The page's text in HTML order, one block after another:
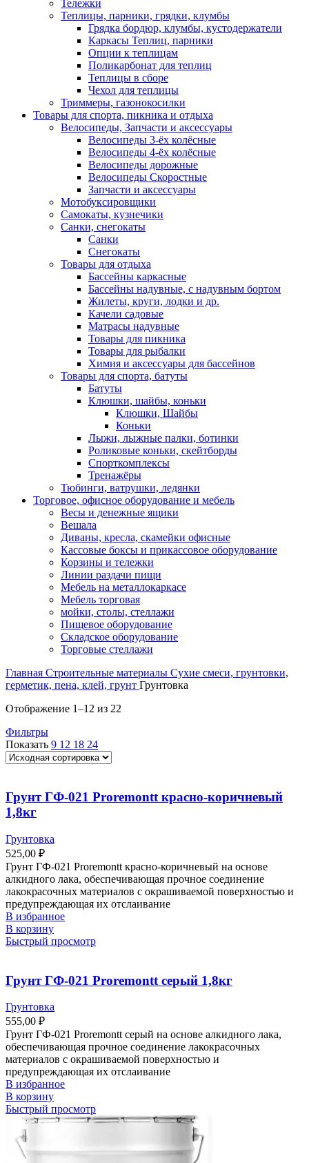
Тележки
Теплицы, парники, грядки, клумбы
Грядка бордюр, клумбы, кустодержатели
Каркасы Теплиц, парники
Опции к теплицам
Поликарбонат для теплиц
Теплицы в сборе
Чехол для теплицы
Триммеры, газонокосилки
Товары для спорта, пикника и отдыха
Велосипеды, Запчасти и аксессуары
Велосипеды 3-ёх колёсные
Велосипеды 4-ёх колёсные
Велосипеды дорожные
Велосипеды Скоростные
Запчасти и аксессуары
Мотобуксировщики
Самокаты, кузнечики
Санки, снегокаты
Санки
Снегокаты
Товары для отдыха
Бассейны каркасные
Бассейны надувные, с надувным бортом
Жилеты, круги, лодки и др.
Качели садовые
Матрасы надувные
Товары для пикника
Товары для рыбалки
Химия и аксессуары для бассейнов
Товары для спорта, батуты
Батуты
Клюшки, шайбы, коньки
Клюшки, Шайбы
Коньки
Лыжи, лыжные палки, ботинки
Роликовые коньки, скейтборды
Спорткомплексы
Тренажёры
Тюбинги, ватрушки, ледянки
Торговое, офисное оборудование и мебель
Весы и денежные ящики
Вешала
Диваны, кресла, скамейки офисные
Кассовые боксы и прикассовое оборудование
Корзины и тележки
Линии раздачи пищи
Мебель на металлокаркасе
Мебель торговая
мойки, столы, стеллажи
Пищевое оборудование
Складское оборудование
Торговые стеллажи
Главная Строительные материалы Сухие смеси, грунтовки,
герметик, пена, клей, грунт Грунтовка
Отображение 1–12 из 22
Фильтры
Показать 9 12 18 24
Грунт ГФ-021 Proremontt красно-коричневый
1,8кг
Грунтовка
525,00 ₽
Грунт ГФ-021 Proremontt красно-коричневый на основе
алкидного лака, обеспечивающая прочное соединение
лакокрасочных материалов с окрашиваемой поверхностью и
предупреждающая их отслаивание
В избранное
В корзину
Быстрый просмотр
Грунт ГФ-021 Proremontt серый 1,8кг
Грунтовка
555,00 ₽
Грунт ГФ-021 Proremontt серый на основе алкидного лака,
обеспечивающая прочное соединение лакокрасочных
материалов с окрашиваемой поверхностью и
предупреждающая их отслаивание
В избранное
В корзину
Быстрый просмотр